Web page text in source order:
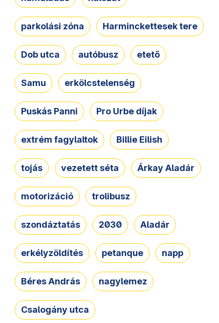
parkolási zóna Harminckettesek tere
Dob utca autóbusz etető
Samu erkölcstelenség
Puskás Panni Pro Urbe díjak
extrém fagylaltok Billie Eilish
tojás vezetett séta Árkay Aladár
motorizáció trolibusz
szondáztatás 2030 Aladár
erkélyzöldítés petanque napp
Béres András nagylemez
Csalogány utca